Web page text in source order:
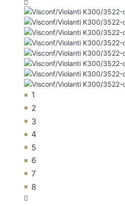
1
2
3
4
5
6
7
8